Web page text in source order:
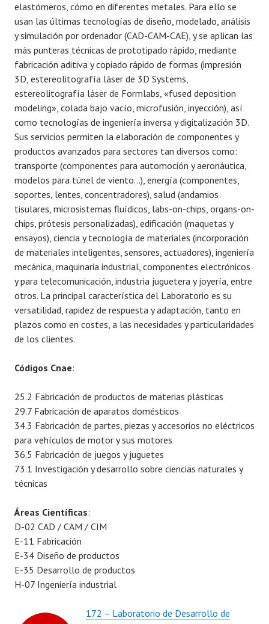
elastómeros, cómo en diferentes metales. Para ello se
usan las últimas tecnologías de diseño, modelado, análisis
y simulación por ordenador (CAD-CAM-CAE), y se aplican las
más punteras técnicas de prototipado rápido, mediante
fabricación aditiva y copiado rápido de formas (impresión
3D, estereolitografía láser de 3D Systems,
estereolitografía láser de Formlabs, «fused deposition
modeling», colada bajo vacío, microfusión, inyección), así
como tecnologías de ingeniería inversa y digitalización 3D.
Sus servicios permiten la elaboración de componentes y
productos avanzados para sectores tan diversos como:
transporte (componentes para automoción y aeronáutica,
modelos para túnel de viento…), energía (componentes,
soportes, lentes, concentradores), salud (andamios
tisulares, microsistemas fluídicos, labs-on-chips, organs-on-
chips, prótesis personalizadas), edificación (maquetas y
ensayos), ciencia y tecnología de materiales (incorporación
de materiales inteligentes, sensores, actuadores), ingeniería
mecánica, maquinaria industrial, componentes electrónicos
y para telecomunicación, industria juguetera y joyería, entre
otros. La principal característica del Laboratorio es su
versatilidad, rapidez de respuesta y adaptación, tanto en
plazos como en costes, a las necesidades y particularidades
de los clientes.
Códigos Cnae:
25.2 Fabricación de productos de materias plásticas
29.7 Fabricación de aparatos domésticos
34.3 Fabricación de partes, piezas y accesorios no eléctricos
para vehículos de motor y sus motores
36.5 Fabricación de juegos y juguetes
73.1 Investigación y desarrollo sobre ciencias naturales y
técnicas
Áreas Científicas:
D-02 CAD / CAM / CIM
E-11 Fabricación
E-34 Diseño de productos
E-35 Desarrollo de productos
H-07 Ingeniería industrial
172 – Laboratorio de Desarrollo de